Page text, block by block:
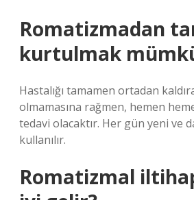
Romatizmadan
kurtulmak
Hastalığı tamamen ortadan
olmamasına rağmen, hemen
tedavi olacaktır. Her gün yeni ve
kullanılır.
Romatizmal